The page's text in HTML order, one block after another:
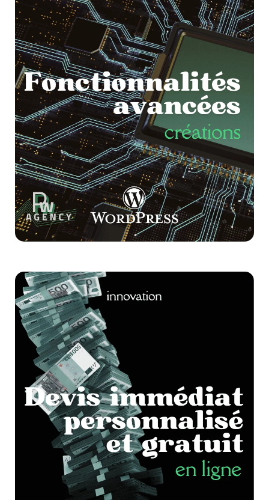
Votre entreprise évolue, vos besoins aussi.
Grâce à des fonctionnalités personnalisées,
votre site s’adapte en continu.